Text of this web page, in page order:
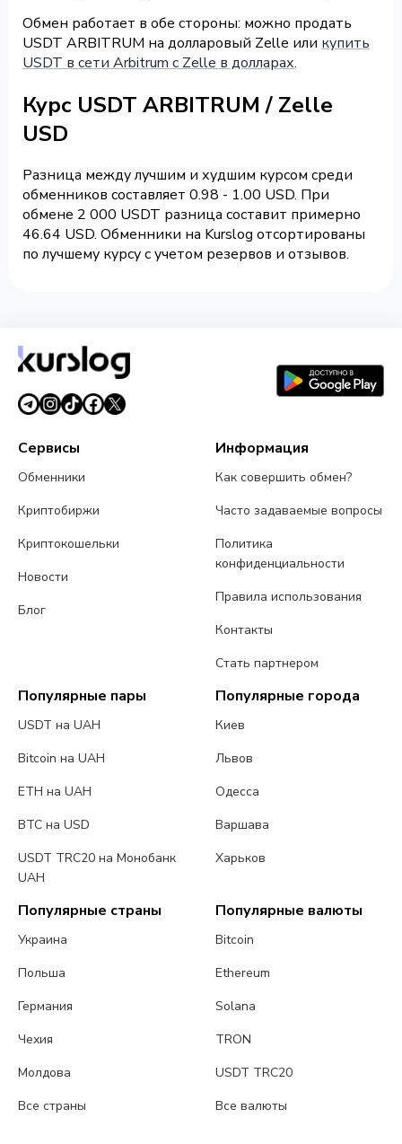
Обмен работает в обе стороны: можно продать
USDT ARBITRUM на долларовый Zelle или купить
USDT в сети Arbitrum с Zelle в долларах.
Курс USDT ARBITRUM / Zelle
USD
Разница между лучшим и худшим курсом среди
обменников составляет 0.98 - 1.00 USD. При
обмене 2 000 USDT разница составит примерно
46.64 USD. Обменники на Kurslog отсортированы
по лучшему курсу с учетом резервов и отзывов.
Сервисы
Обменники
Криптобиржи
Криптокошельки
Новости
Блог
Информация
Как совершить обмен?
Часто задаваемые вопросы
Политика
конфиденциальности
Правила использования
Контакты
Стать партнером
Популярные пары
USDT на UAH
Bitcoin на UAH
ETH на UAH
BTC на USD
USDT TRC20 на Монобанк
UAH
Популярные города
Киев
Львов
Одесса
Варшава
Харьков
Популярные страны
Украина
Польша
Германия
Чехия
Молдова
Все страны
Популярные валюты
Bitcoin
Ethereum
Solana
TRON
USDT TRC20
Все валюты